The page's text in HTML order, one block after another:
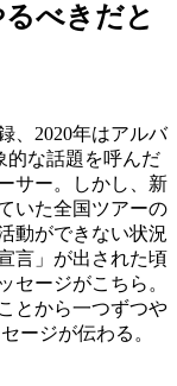
べきだと
、2020年はアルバ
的な話題を呼んだ
サー。しかし、新
いた全国ツアーの
動ができない状況
言」が出された頃
セージがこちら。
とから一つずつや
ージが伝わる。